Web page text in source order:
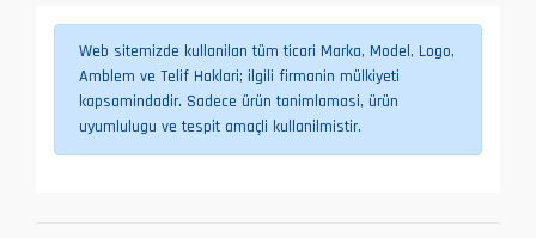
Web sitemizde kullanilan tüm ticari Marka, Model, Logo,
Amblem ve Telif Haklari; ilgili firmanin mülkiyeti
kapsamindadir. Sadece ürün tanimlamasi, ürün
uyumlulugu ve tespit amaçli kullanilmistir.